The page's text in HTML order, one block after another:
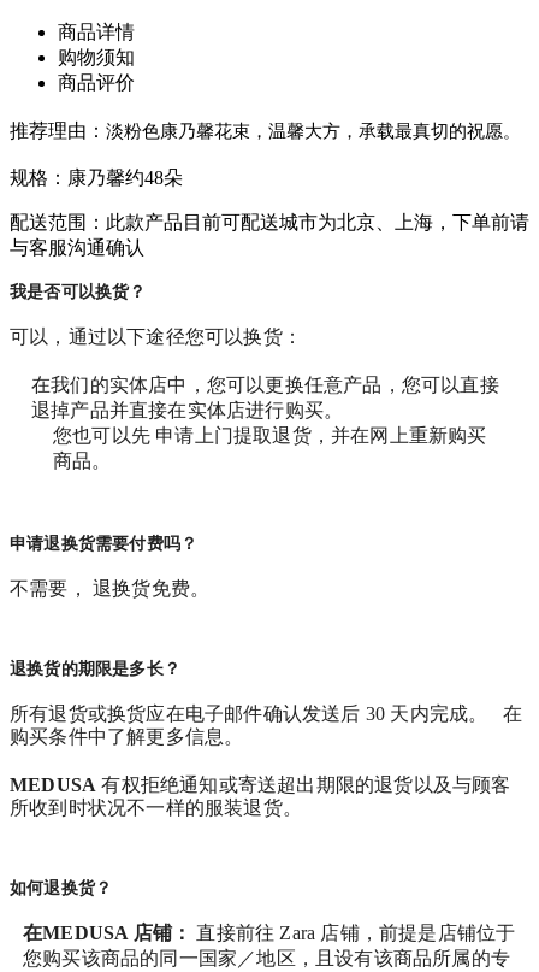
商品详情
购物须知
商品评价
推荐理由： 淡粉色康乃馨花束，温馨大方，承载最真切的祝愿。
规格：康乃馨约48朵
配送范围：此款产品目前可配送城市为北京、上海，下单前请
与客服沟通确认
我是否可以换货？
可以，通过以下途径您可以换货：
在我们的实体店中，您可以更换任意产品，您可以直接
退掉产品并直接在实体店进行购买。
您也可以先 申请上门提取退货，并在网上重新购买
商品。
申请退换货需要付费吗？
不需要， 退换货免费。
退换货的期限是多长？
所有退货或换货应在电子邮件确认发送后 30 天内完成。 在
购买条件中了解更多信息。
MEDUSA有权拒绝通知或寄送超出期限的退货以及与顾客
所收到时状况不一样的服装退货。
如何退换货？
在MEDUSA 店铺：直接前往 Zara 店铺，前提是店铺位于
您购买该商品的同一国家／地区，且设有该商品所属的专